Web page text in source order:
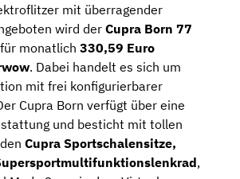
mit überragender
wird der Cupra Born 77
für monatlich 330,59 Euro
. Dabei handelt es sich um
mit frei konfigurierbarer
Cupra Born verfügt über eine
und besticht mit tollen
Cupra Sportschalensitze,
,